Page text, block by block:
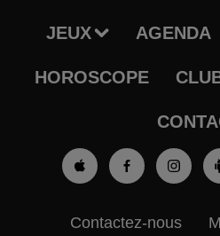
JEUX AGENDA
HOROSCOPE
Contactez-nous